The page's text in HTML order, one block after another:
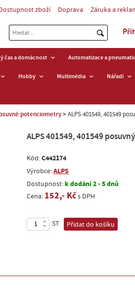
zboží Doprava Záruka a
čas a domácnost Automatizace a
Hobby Multimédia Nářadí
potenciometry ALPS 401549, 401549
ALPS 401549, 401549
Kód:C442174
Výrobce:ALPS
Dostupnost:k dodání 2 - 5 dnů
Cena: 152,- Kčs DPH
ST Přidat do košíku